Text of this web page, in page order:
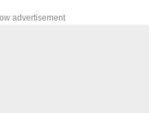
advertisement